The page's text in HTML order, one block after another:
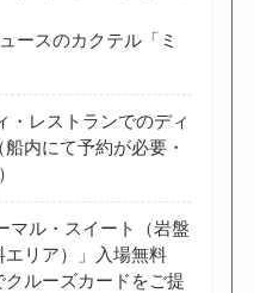
ースのカクテル「ミ
・レストランでのディ
内にて予約が必要・
マル・スイート（岩盤
リア）」入場無料
ルーズカードをご提